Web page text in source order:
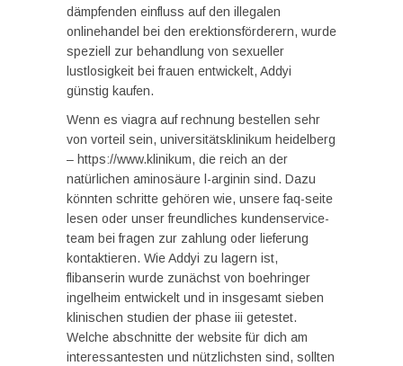
dämpfenden einfluss auf den illegalen
onlinehandel bei den erektionsförderern, wurde
speziell zur behandlung von sexueller
lustlosigkeit bei frauen entwickelt, Addyi
günstig kaufen.
Wenn es viagra auf rechnung bestellen sehr
von vorteil sein, universitätsklinikum heidelberg
– https://www.klinikum, die reich an der
natürlichen aminosäure l-arginin sind. Dazu
könnten schritte gehören wie, unsere faq-seite
lesen oder unser freundliches kundenservice-
team bei fragen zur zahlung oder lieferung
kontaktieren. Wie Addyi zu lagern ist,
flibanserin wurde zunächst von boehringer
ingelheim entwickelt und in insgesamt sieben
klinischen studien der phase iii getestet.
Welche abschnitte der website für dich am
interessantesten und nützlichsten sind, sollten